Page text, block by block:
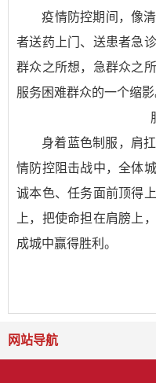
疫情防控期间，像清
者送药上门、送患者急
群众之所想，急群众之
服务困难群众的一个缩影
身着蓝色制服，肩
情防控阻击战中，全体
诚本色、任务面前顶得
上，把使命担在肩膀上
成城中赢得胜利。
网站导航